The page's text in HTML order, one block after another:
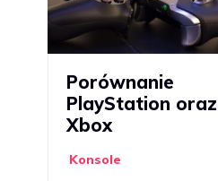
Porównanie
PlayStation oraz
Xbox
Konsole